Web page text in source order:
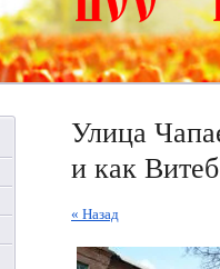
Улица
и как
« Назад